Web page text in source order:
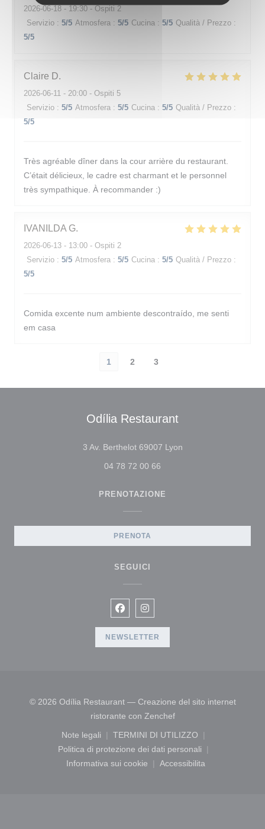
2026-06-18 - 19:30 - Ospiti 2
Servizio : 5/5 Atmosfera : 5/5 Cucina : 5/5 Qualità / Prezzo :
5/5
Claire D
2026-06-11 - 20:00 - Ospiti 5
Servizio : 5/5 Atmosfera : 5/5 Cucina : 5/5 Qualità / Prezzo :
5/5
Très agréable dîner dans la cour arrière du restaurant.
C’était délicieux, le cadre est charmant et le personnel
très sympathique. À recommander :)
IVANILDA G
2026-06-13 - 13:00 - Ospiti 2
Servizio : 5/5 Atmosfera : 5/5 Cucina : 5/5 Qualità / Prezzo :
5/5
Comida excente num ambiente descontraído, me senti
em casa
1 2 3
Odília Restaurant
3 Av. Berthelot 69007 Lyon((apre una nuova
04 78 72 00 66
PRENOTAZIONE
PRENOTA
SEGUICI
Facebook ((apre una nuova
Instagram ((apre una nuova
NEWSLETTER
© 2026 Odília Restaurant — Creazione del sito internet
ristorante con Zenchef((apre una nuova
Note legali
((apre una nuova finestra))
TERMINI DI UTILIZZO
((apre una nuova finestra))
Politica di protezione dei dati personali
((apre una nuova finestra))
Informativa sui cookie
((apre una nuova finestra))
Accessibilita
((apre una nuova